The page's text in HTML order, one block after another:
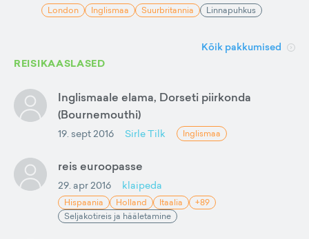
London Inglismaa Suurbritannia Linnapuhkus
Kõik pakkumised
REISIKAASLASED
Inglismaale elama, Dorseti piirkonda
(Bournemouthi)
19. sept 2016 Sirle Tilk Inglismaa
reis euroopasse
29. apr 2016 klaipeda
Hispaania Holland Itaalia
+89
Seljakotireis ja hääletamine